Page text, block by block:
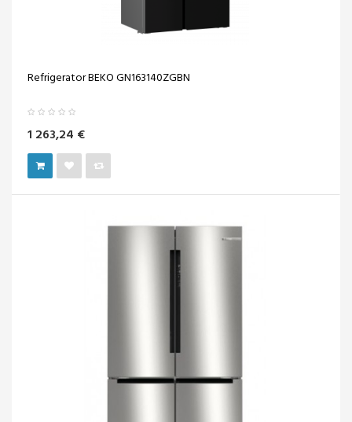
Refrigerator BEKO GN163140ZGBN
1 263,24 €